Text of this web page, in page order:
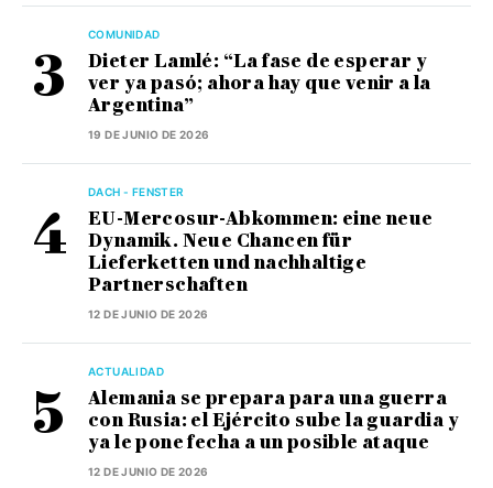
COMUNIDAD
Dieter Lamlé: “La fase de esperar y
ver ya pasó; ahora hay que venir a la
Argentina”
19 DE JUNIO DE 2026
DACH - FENSTER
EU-Mercosur-Abkommen: eine neue
Dynamik. Neue Chancen für
Lieferketten und nachhaltige
Partnerschaften
12 DE JUNIO DE 2026
ACTUALIDAD
Alemania se prepara para una guerra
con Rusia: el Ejército sube la guardia y
ya le pone fecha a un posible ataque
12 DE JUNIO DE 2026